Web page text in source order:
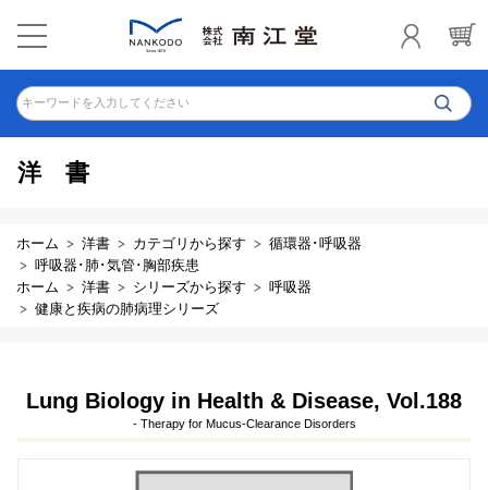
キーワードを入力してください
洋書
ホーム 洋書 カテゴリから探す
循環器･呼吸器
呼吸器･肺･気管･胸部疾患
ホーム
洋書 シリーズから探す
呼吸器
健康と疾病の肺病理シリーズ
Lung Biology in Health & Disease, Vol.188
- Therapy for Mucus-Clearance Disorders